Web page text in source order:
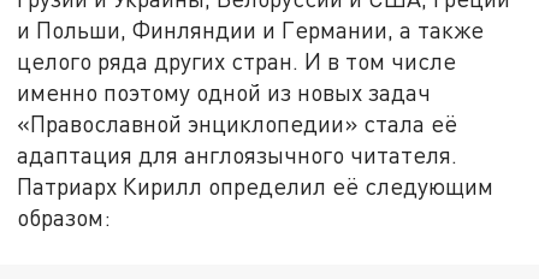
и Польши, Финляндии и Германии, а также
целого ряда других стран. И в том числе
именно поэтому одной из новых задач
«Православной энциклопедии» стала её
адаптация для англоязычного читателя.
Патриарх Кирилл определил её следующим
образом: